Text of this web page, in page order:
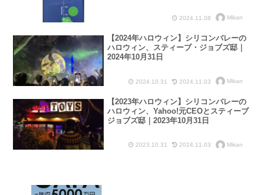
2024.11.08 Mikan
【2024年ハロウィン】シリコンバレーの
ハロウィン、スティーブ・ジョブズ邸｜
2024年10月31日
2024.10.31 2024.11.03 Mikan
【2023年ハロウィン】シリコンバレーの
ハロウィン、Yahoo!元CEOとスティーブ
ジョブズ邸｜2023年10月31日
2023.10.31 2024.11.03 Mikan